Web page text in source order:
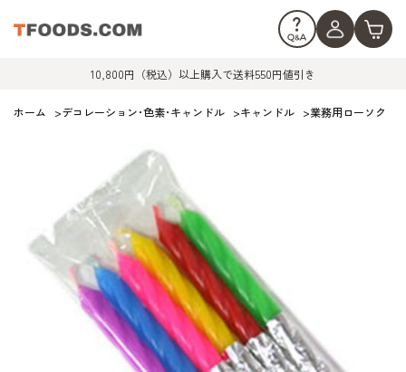
10,800円（税込）以上購入で送料550円値引き
ホーム >デコレーション･色素･キャンドル >キャンドル >業務用ローソク